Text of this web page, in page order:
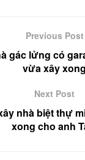
Previous Post
gác lửng có
vừa xây xong
Next Post
nhà biệt thự
xong cho anh